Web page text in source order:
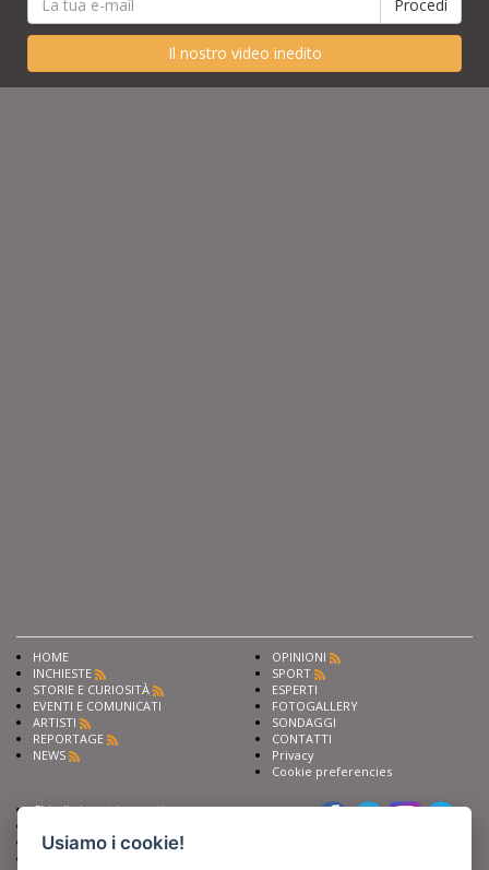
Il nostro video inedito
HOME
INCHIESTE
STORIE E CURIOSITÀ
EVENTI E COMUNICATI
ARTISTI
REPORTAGE
NEWS
OPINIONI
SPORT
ESPERTI
FOTOGALLERY
SONDAGGI
CONTATTI
Privacy
Cookie preferencies
Chiedi ai nostri esperti
Fai pubblicità con noi
Usiamo i cookie!